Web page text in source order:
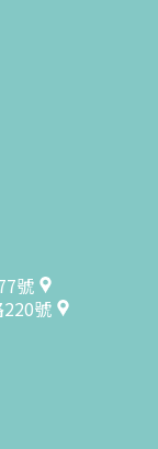
號
號